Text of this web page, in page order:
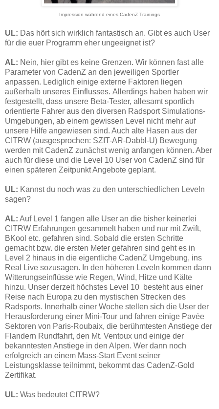
Impression während eines CadenZ Trainings
UL: Das hört sich wirklich fantastisch an. Gibt es auch User
für die euer Programm eher ungeeignet ist?
AL: Nein, hier gibt es keine Grenzen. Wir können fast alle
Parameter von CadenZ an den jeweiligen Sportler
anpassen. Lediglich einige externe Faktoren liegen
außerhalb unseres Einflusses. Allerdings haben haben wir
festgestellt, dass unsere Beta-Tester, allesamt sportlich
orientierte Fahrer aus den diversen Radsport Simulations-
Umgebungen, ab einem gewissen Level nicht mehr auf
unsere Hilfe angewiesen sind. Auch alte Hasen aus der
CITRW (ausgesprochen: SZIT-AR-Dabbl-U) Bewegung
werden mit CadenZ zunächst wenig anfangen können. Aber
auch für diese und die Level 10 User von CadenZ sind für
einen späteren Zeitpunkt Angebote geplant.
UL: Kannst du noch was zu den unterschiedlichen Leveln
sagen?
AL: Auf Level 1 fangen alle User an die bisher keinerlei
CITRW Erfahrungen gesammelt haben und nur mit Zwift,
BKool etc. gefahren sind. Sobald die ersten Schritte
gemacht bzw. die ersten Meter gefahren sind geht es in
Level 2 hinaus in die eigentliche CadenZ Umgebung, ins
Real Live sozusagen. In den höheren Leveln kommen dann
Witterungseinflüsse wie Regen, Wind, Hitze und Kälte
hinzu. Unser derzeit höchstes Level 10 besteht aus einer
Reise nach Europa zu den mystischen Strecken des
Radsports. Innerhalb einer Woche stellen sich die User der
Herausforderung einer Mini-Tour und fahren einige Pavée
Sektoren von Paris-Roubaix, die berühmtesten Anstiege der
Flandern Rundfahrt, den Mt. Ventoux und einige der
bekanntesten Anstiege in den Alpen. Wer dann noch
erfolgreich an einem Mass-Start Event seiner
Leistungsklasse teilnimmt, bekommt das CadenZ-Gold
Zertifikat.
UL: Was bedeutet CITRW?